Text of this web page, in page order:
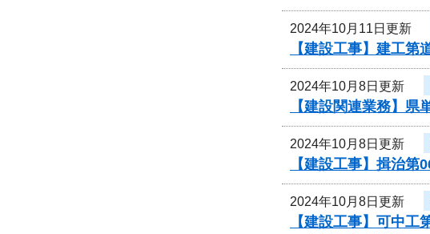
2024年10月11日更新
【建設工事】建工
2024年10月8日更新
【建設関連業務】
2024年10月8日更新
【建設工事】揖治
2024年10月8日更新
【建設工事】可中